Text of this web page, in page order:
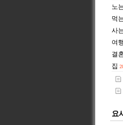
노
먹
사
여
결
집
요